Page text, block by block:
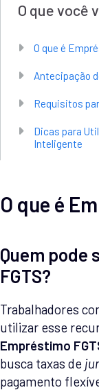
O que você
O que é
Antecipação
Requisitos
Dicas para
Inteligente
O que é
Quem pode
FGTS?
Trabalhadores
utilizar esse
Empréstimo
busca taxas de
pagamento